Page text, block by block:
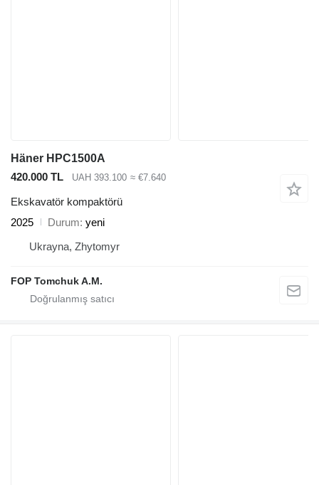
Häner HPC1500A
420.000 TL
UAH 393.100 ≈ €7.640
Ekskavatör kompaktörü
2025
Durum yeni
Ukrayna, Zhytomyr
FOP Tomchuk A.M.